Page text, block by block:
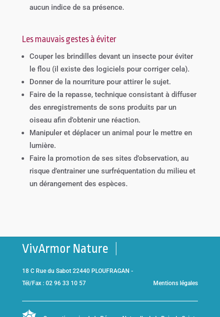
aucun indice de sa présence.
Les mauvais gestes à éviter
Couper les brindilles devant un insecte pour éviter
le flou (il existe des logiciels pour corriger cela).
Donner de la nourriture pour attirer le sujet.
Faire de la repasse, technique consistant à diffuser
des enregistrements de sons produits par un
oiseau afin d’obtenir une réaction.
Manipuler et déplacer un animal pour le mettre en
lumière.
Faire la promotion de ses sites d’observation, au
risque d’entrainer une surfréquentation du milieu et
un dérangement des espèces.
VivArmor Nature
18 C Rue du Sabot 22440 PLOUFRAGAN -
Tél/Fax : 02 96 33 10 57
Mentions légales